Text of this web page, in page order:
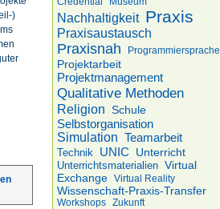
)
Nachhaltigkeit Praxis
Praxisaustausch
Praxisnah Programmiersprache
Projektarbeit
Projektmanagement
Qualitative Methoden
Religion Schule
Selbstorganisation
Simulation Teamarbeit
Technik UNIC Unterricht
Unterrichtsmaterialien Virtual
Exchange
Virtual Reality
Wissenschaft-Praxis-Transfer
Workshops Zukunft